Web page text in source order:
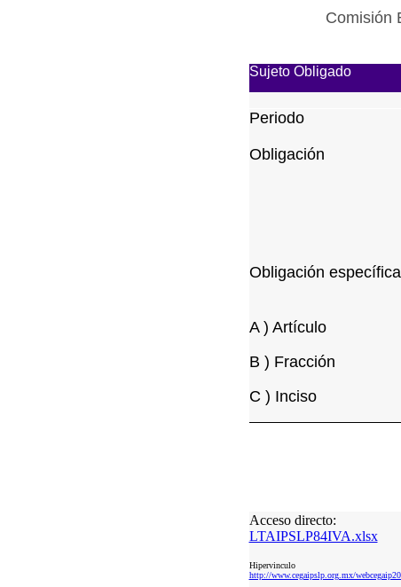
Comisión
Sujeto Obligado
Periodo
Obligación
Obligación
A ) Artículo
B ) Fracción
C ) Inciso
Acceso directo:
LTAIPSLP84IVA.xlsx
Hipervinculo
http://www.cegaipslp.org.mx/